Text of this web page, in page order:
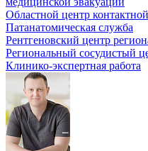
Областной центр
Патанатомическая служба
Рентгеновский центр
Региональный сосудистый
Клинико-экспертная работа